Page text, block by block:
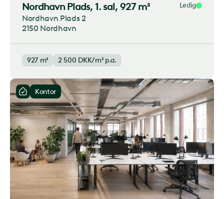
Nordhavn Plads, 1. sal, 927 m² Ledig
Nordhavn Plads 2
2150 Nordhavn
927 m² 2 500 DKK/m² p.a.
Kontor